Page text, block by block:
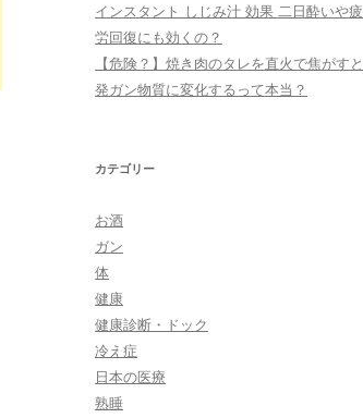
インスタント しじみ汁 効果 二日酔いや疲
労回復にも効くの？
【危険？】焼き肉のタレを直火で焦がすと
発ガン物質に変化するって本当？
カテゴリー
お酒
ガン
体
健康
健康診断・ドック
冷え症
日本の医療
熟睡